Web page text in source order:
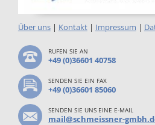
Über uns| Kontakt| Impressum |
RUFEN SIE AN
+49 (0)36601 40758
SENDEN SIE EIN FAX
+49 (0)36601 85060
SENDEN SIE UNS EINE E-MAIL
mail@schmeissner-